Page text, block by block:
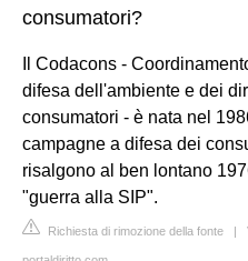
consumatori?
Il Codacons -
difesa dell'ambiente e dei
consumatori - è nata nel
campagne a difesa dei
risalgono al ben lontano
"guerra alla SIP".
Richiesta di rimozione della fonte |